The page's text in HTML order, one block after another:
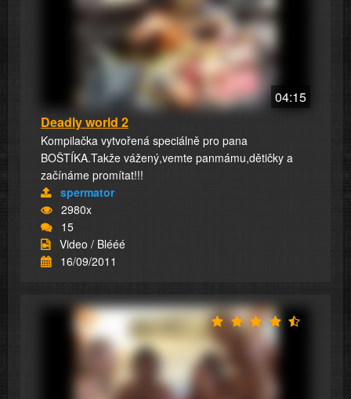
04:15
Deadly world 2
Kompilačka vytvořená speciálně pro pana
BOŠTÍKA.Takže vážený,vemte panmámu,dětičky a
začínáme promítat!!!
spermator
2980x
15
Video / Blééé
16/09/2011